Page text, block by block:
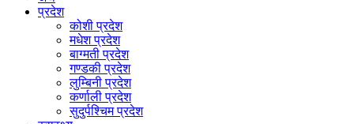
प्रदेश
कोशी प्रदेश
मधेश प्रदेश
बाग्मती प्रदेश
गण्डकी प्रदेश
लुम्बिनी प्रदेश
कर्णाली प्रदेश
सुदुर्पश्चिम प्रदेश